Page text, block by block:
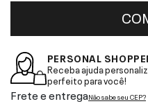
PERSONAL
Receba ajuda
perfeito para você!
Frete e entregaNão sabe seu CEP?